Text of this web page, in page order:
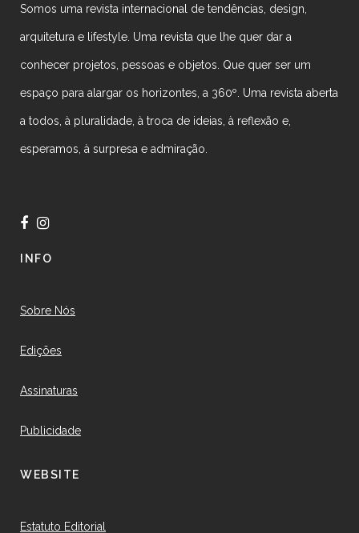
Somos uma revista internacional de tendências, design,
arquitetura e lifestyle. Uma revista que lhe quer dar a
conhecer projetos, pessoas e objetos. Que quer ser um
espaço para alargar os horizontes, a 360º. Uma revista aberta
a todos, à pluralidade, à troca de ideias, à reflexão e,
esperamos, à surpresa e admiração.
INFO
Sobre Nós
Edições
Assinaturas
Publicidade
WEBSITE
Estatuto Editorial